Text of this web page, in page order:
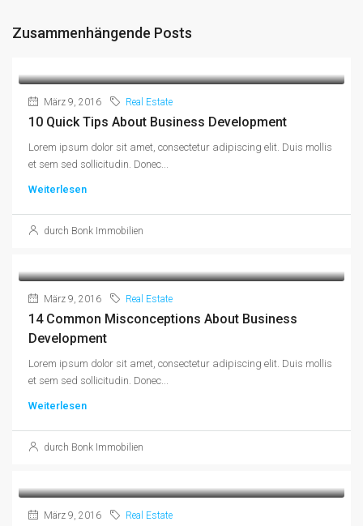
Zusammenhängende Posts
März 9, 2016 Real Estate
10 Quick Tips About Business Development
Lorem ipsum dolor sit amet, consectetur adipiscing elit. Duis mollis
et sem sed sollicitudin. Donec...
Weiterlesen
durch Bonk Immobilien
März 9, 2016 Real Estate
14 Common Misconceptions About Business
Development
Lorem ipsum dolor sit amet, consectetur adipiscing elit. Duis mollis
et sem sed sollicitudin. Donec...
Weiterlesen
durch Bonk Immobilien
März 9, 2016 Real Estate